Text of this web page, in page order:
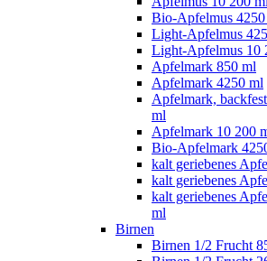
Bio-Apfelmus
Light-Apfelmus
Light-Apfelmus 10
Apfelmark 850 ml
Apfelmark 4250 ml
Apfelmark,
ml
Apfelmark 10 200
Bio-Apfelmark
kalt geriebenes
kalt geriebenes
kalt geriebenes
ml
Birnen
Birnen 1/2 Frucht